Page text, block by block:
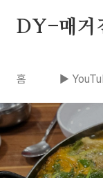
DY-매거
홈 ▶